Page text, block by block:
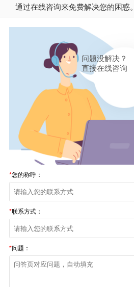
通过在线咨询来免费解决您的困惑。
问题没解决？
直接在线咨询
*您的称呼：
*联系方式：
*问题：